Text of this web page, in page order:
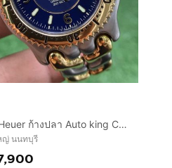
Tag Heuer ก้างปลา Auto king Chronometer Blue Dial
ญ่ นนทบุรี